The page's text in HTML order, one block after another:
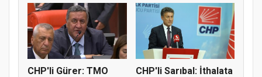
CHP'li Gürer: TMO
CHP'li Sarıbal: İthalata